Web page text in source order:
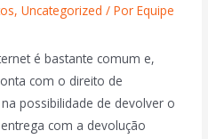
,Uncategorized / PorEquipe
é bastante comum e,
com o direito de
possibilidade de devolver o
com a devolução